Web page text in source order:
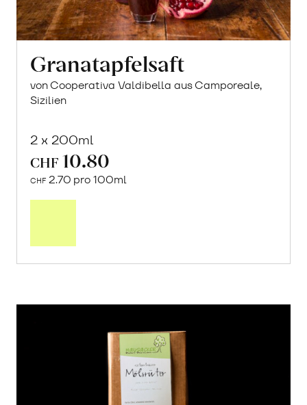
Granatapfelsaft
von Cooperativa Valdibella aus Camporeale,
Sizilien
2 x 200ml
CHF 10.80
CHF 2.70 pro 100ml